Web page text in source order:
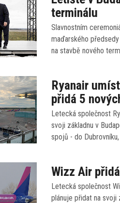
terminálu
Slavnostním
maďarského
na stavbě nového
Ryanair
přidá 5
Letecká společnost
svoji základnu v
spojů - do Dubrovníku,
Wizz Air
Letecká společnost
plánuje přidat na svoji